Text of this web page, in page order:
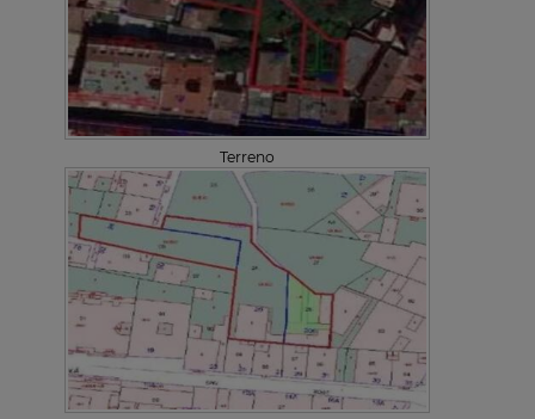
Terreno